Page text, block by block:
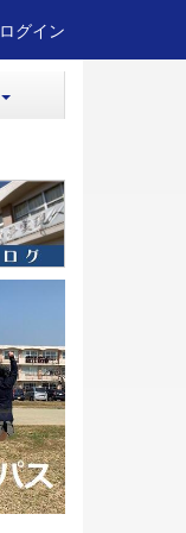
ログイン